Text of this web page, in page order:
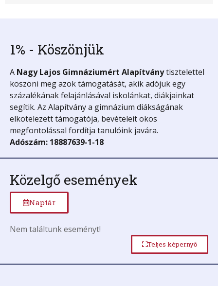
1% - Köszönjük
A Nagy Lajos Gimnáziumért Alapítványtisztelettel
köszöni meg azok támogatását, akik adójuk egy
százalékának felajánlásával iskolánkat, diákjainkat
segítik. Az Alapítvány a gimnázium diákságának
elkötelezett támogatója, bevételeit okos
megfontolással fordítja tanulóink javára.
Adószám: 18887639-1-18
Közelgő események
Naptár
Nem találtunk eseményt!
Teljes képernyő